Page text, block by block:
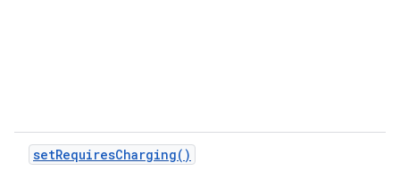
setRequiresCharging()